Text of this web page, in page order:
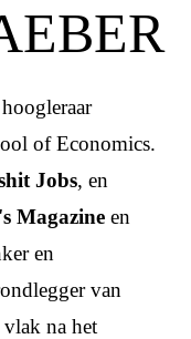
of Economics.
Jobs, en
Magazine en
en
van
na het